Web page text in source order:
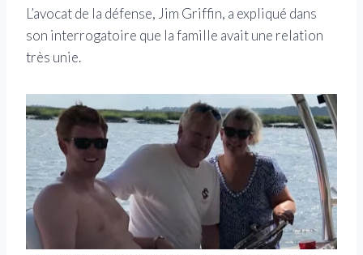
L’avocat de la défense, Jim Griffin, a expliqué dans
son interrogatoire que la famille avait une relation
très unie.